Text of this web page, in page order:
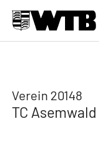
Verein 20148
TC Asemwald